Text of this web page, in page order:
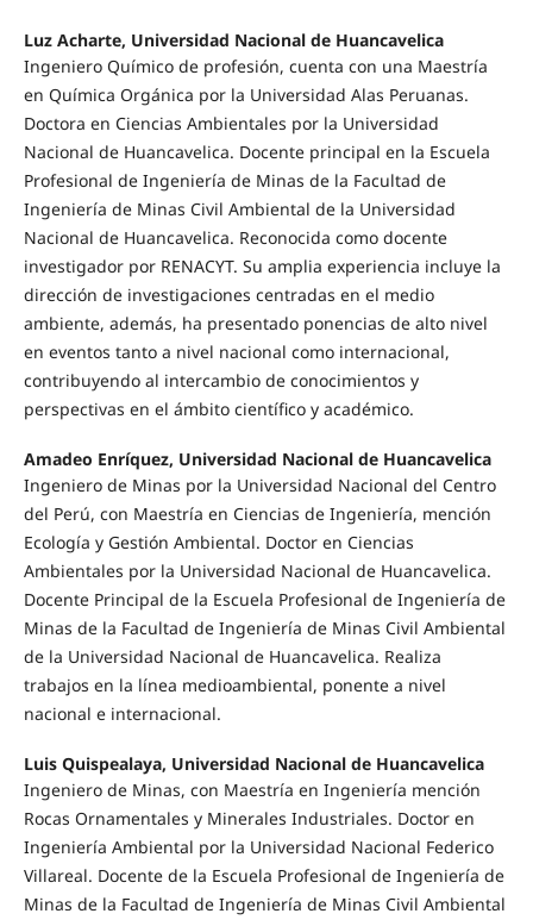
Luz Acharte, Universidad Nacional de Huancavelica
Ingeniero Químico de profesión, cuenta con una Maestría
en Química Orgánica por la Universidad Alas Peruanas.
Doctora en Ciencias Ambientales por la Universidad
Nacional de Huancavelica. Docente principal en la Escuela
Profesional de Ingeniería de Minas de la Facultad de
Ingeniería de Minas Civil Ambiental de la Universidad
Nacional de Huancavelica. Reconocida como docente
investigador por RENACYT. Su amplia experiencia incluye la
dirección de investigaciones centradas en el medio
ambiente, además, ha presentado ponencias de alto nivel
en eventos tanto a nivel nacional como internacional,
contribuyendo al intercambio de conocimientos y
perspectivas en el ámbito científico y académico.
Amadeo Enríquez, Universidad Nacional de Huancavelica
Ingeniero de Minas por la Universidad Nacional del Centro
del Perú, con Maestría en Ciencias de Ingeniería, mención
Ecología y Gestión Ambiental. Doctor en Ciencias
Ambientales por la Universidad Nacional de Huancavelica.
Docente Principal de la Escuela Profesional de Ingeniería de
Minas de la Facultad de Ingeniería de Minas Civil Ambiental
de la Universidad Nacional de Huancavelica. Realiza
trabajos en la línea medioambiental, ponente a nivel
nacional e internacional.
Luis Quispealaya, Universidad Nacional de Huancavelica
Ingeniero de Minas, con Maestría en Ingeniería mención
Rocas Ornamentales y Minerales Industriales. Doctor en
Ingeniería Ambiental por la Universidad Nacional Federico
Villareal. Docente de la Escuela Profesional de Ingeniería de
Minas de la Facultad de Ingeniería de Minas Civil Ambiental